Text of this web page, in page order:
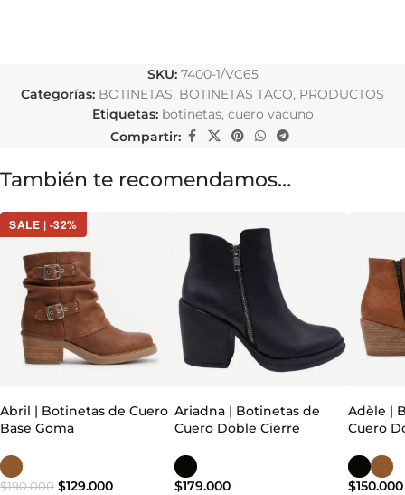
SKU: 7400-1/VC65
Categorías: BOTINETAS, BOTINETAS TACO, PRODUCTOS
Etiquetas: botinetas, cuero vacuno
Compartir:
También te recomendamos…
SALE | -32%
Abril | Botinetas de Cuero
Base Goma
$190.000 $129.000
Ariadna | Botinetas de
Cuero Doble Cierre
$179.000
Adèle |
Cuero
$150.000